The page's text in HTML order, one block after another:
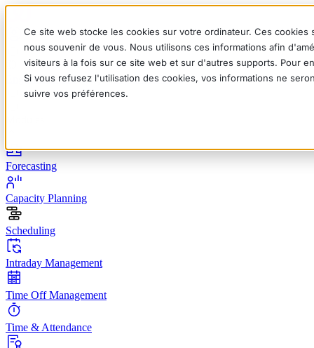
Ce site web stocke les cookies sur votre ordinateur. Ces
nous souvenir de vous. Nous utilisons ces informations afin
visiteurs à la fois sur ce site web et sur d'autres supports. Pour
Si vous refusez l'utilisation des cookies, vos informations ne
suivre vos préférences.
EnglishDeutschFrançaisEspañolItaliano
Forecasting
Capacity Planning
Scheduling
Intraday Management
Time Off Management
Time & Attendance